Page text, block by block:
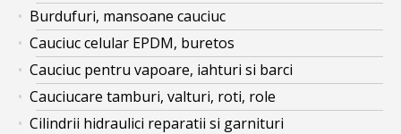
Burdufuri, mansoane cauciuc
Cauciuc celular EPDM, buretos
Cauciuc pentru vapoare, iahturi si barci
Cauciucare tamburi, valturi, roti, role
Cilindrii hidraulici reparatii si garnituri